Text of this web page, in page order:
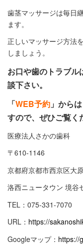
歯茎マッサージは毎日
ます。
正しいマッサージ方法
しましょう。
お口や歯のトラブル
談下さい。
「WEB予約 」からは
すので、ぜひご覧く
医療法人さかの歯科
〒610-1146
京都府京都市西京区大
洛西ニュータウン 境谷
TEL：075-331-7070
URL： https://
Googleマップ： https://